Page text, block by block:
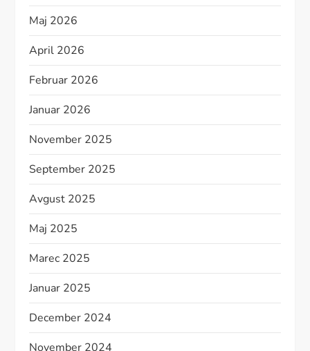
Maj 2026
April 2026
Februar 2026
Januar 2026
November 2025
September 2025
Avgust 2025
Maj 2025
Marec 2025
Januar 2025
December 2024
November 2024